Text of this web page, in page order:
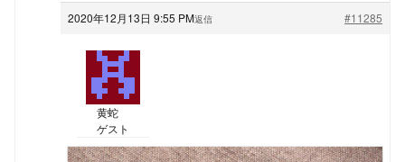
2020年12月13日 9:55 PM #11285
返信
黄蛇
ゲスト